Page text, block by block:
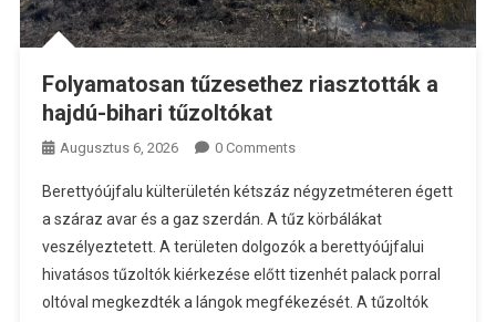
Folyamatosan tűzesethez riasztották a
hajdú-bihari tűzoltókat
Augusztus 6, 2026 0 Comments
Berettyóújfalu külterületén kétszáz négyzetméteren égett
a száraz avar és a gaz szerdán. A tűz körbálákat
veszélyeztetett. A területen dolgozók a berettyóújfalui
hivatásos tűzoltók kiérkezése előtt tizenhét palack porral
oltóval megkezdték a lángok megfékezését. A tűzoltók